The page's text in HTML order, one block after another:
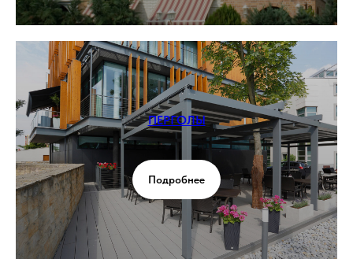
ПЕРГОЛЫ
Подробнее